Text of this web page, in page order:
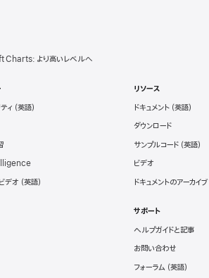
Charts: より高いレベルへ
ィ
デオ
リソース
ドキュメント
ダウンロード
サンプルコード
ビデオ
ドキュメントのアーカイブ
サポート
ヘルプガイドと記事
お問い合わせ
フォーラム